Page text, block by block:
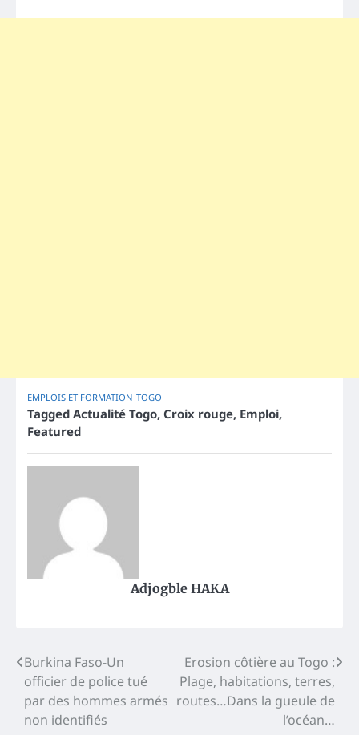
EMPLOIS ET FORMATION TOGO
Tagged Actualité Togo, Croix rouge, Emploi,
Featured
Adjogble HAKA
Post
navigation
Burkina Faso-Un
officier de police tué
par des hommes armés
non identifiés
Erosion côtière au Togo :
Plage, habitations, terres,
routes…Dans la gueule de
l’océan…